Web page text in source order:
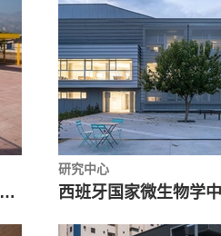
UDEM 理工学院高中 / Bernardo Hinojosa
研究中心